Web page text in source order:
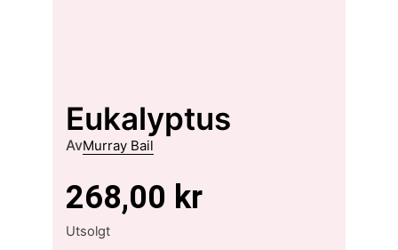
Eukalyptus
AvMurray Bail
268,00 kr
Utsolgt